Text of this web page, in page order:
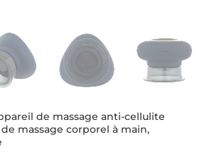
de massage anti-cellulite
massage corporel à main,